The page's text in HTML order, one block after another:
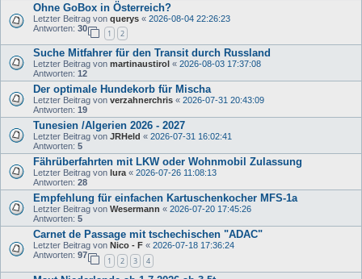
Ohne GoBox in Österreich?
Letzter Beitrag von querys « 2026-08-04 22:26:23
Antworten: 30
1 2
Suche Mitfahrer für den Transit durch Russland
Letzter Beitrag von martinaustirol « 2026-08-03 17:37:08
Antworten: 12
Der optimale Hundekorb für Mischa
Letzter Beitrag von verzahnerchris « 2026-07-31 20:43:09
Antworten: 19
Tunesien /Algerien 2026 - 2027
Letzter Beitrag von JRHeld « 2026-07-31 16:02:41
Antworten: 5
Fährüberfahrten mit LKW oder Wohnmobil Zulassung
Letzter Beitrag von lura « 2026-07-26 11:08:13
Antworten: 28
Empfehlung für einfachen Kartuschenkocher MFS-1a
Letzter Beitrag von Wesermann « 2026-07-20 17:45:26
Antworten: 5
Carnet de Passage mit tschechischen "ADAC"
Letzter Beitrag von Nico - F « 2026-07-18 17:36:24
Antworten: 97
1 2 3 4